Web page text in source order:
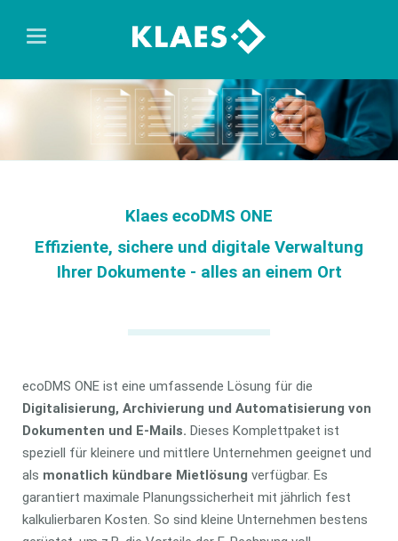
Klaes ecoDMS ONE
Effiziente, sichere und digitale Verwaltung
Ihrer Dokumente - alles an einem Ort
ecoDMS ONE ist eine umfassende Lösung für die
Digitalisierung, Archivierung und Automatisierung von
Dokumenten und E-Mails. Dieses Komplettpaket ist
speziell für kleinere und mittlere Unternehmen geeignet und
als monatlich kündbare Mietlösung verfügbar. Es
garantiert maximale Planungssicherheit mit jährlich fest
kalkulierbaren Kosten. So sind kleine Unternehmen bestens